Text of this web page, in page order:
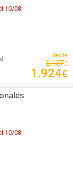
10/08
desde
2.137€
1 .924€
10/08